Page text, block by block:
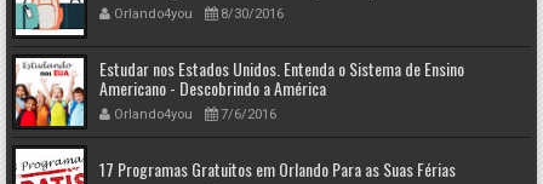
Orlando4you 8/30/2016
Estudar nos Estados Unidos. Entenda o Sistema de Ensino
Americano - Descobrindo a América
Orlando4you 7/6/2016
17 Programas Gratuitos em Orlando Para as Suas Férias